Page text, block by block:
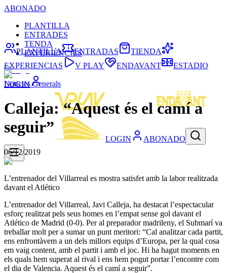
ABONADO
PLANTILLA
ENTRADES
TENDA
EXPERIÈNCIES
LOGIN
LOGIN ABONADO
PLANTILLA ENTRADAS
TIENDA
EXPERIENCIAS
V PLAY ENDAVANT ESTADIO
Noticies Generals
Calleja: “Aquest és el camí a
seguir”
06/12/2019
L’entrenador del Villarreal es mostra satisfet amb la labor realitzada
davant el Atlético
L’entrenador del Villarreal, Javi Calleja, ha destacat l’espectacular
esforç realitzat pels seus homes en l’empat sense gol davant el
Atlético de Madrid (0-0). Per al preparador madrileny, el Submarí va
treballar molt per a sumar un punt meritori: “Cal analitzar cada partit,
ens enfrontàvem a un dels millors equips d’Europa, per la qual cosa
em vaig content, amb el partit i amb el joc. Hi ha hagut moments en
els quals hem superat al rival i ens hem pogut portar l’encontre com
el dia de Valencia. Aquest és el camí a seguir”.